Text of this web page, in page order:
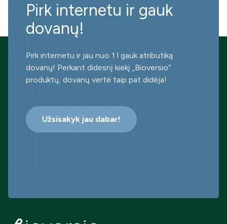
Pirk internetu ir gauk
dovanų!
Pirk internetu ir jau nuo 1 l gauk atributiką
dovanų! Perkant didesnį kiekį „Bioversio“
produktų, dovanų vertė taip pat didėja!
Užsisakyk jau dabar!